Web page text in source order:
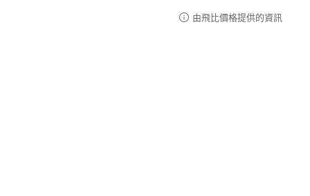
由飛比價格提供的資訊